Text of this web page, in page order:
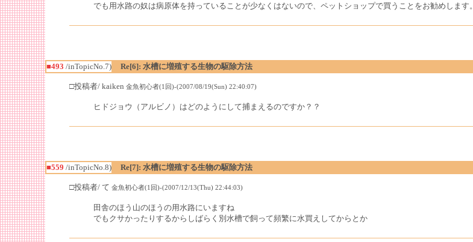
でも用水路の奴は病原体を持っていることが少なくはないので、ペットショップで買うことをお勧めします。
■493 /inTopicNo.7) Re[6]: 水槽に増殖する生物の駆除方法
□投稿者/ kaiken 金魚初心者(1回)-(2007/08/19(Sun) 22:40:07)
ヒドジョウ（アルビノ）はどのようにして捕まえるのですか？？
■559 /inTopicNo.8) Re[7]: 水槽に増殖する生物の駆除方法
□投稿者/ て 金魚初心者(1回)-(2007/12/13(Thu) 22:44:03)
田舎のほう山のほうの用水路にいますね
でもクサかったりするからしばらく別水槽で飼って頻繁に水買えしてからとか